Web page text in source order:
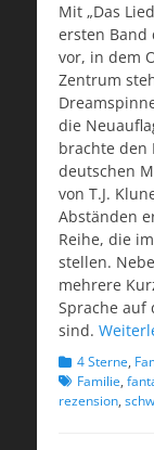
Mit „Das
ersten Band
vor, in dem
Zentrum
die
brachte den
deutschen
von T.J.
Abständen
Reihe, die
stellen.
mehrere
Sprache auf
sind.
Kategorien
4 Sterne,
Familie,
rezension,